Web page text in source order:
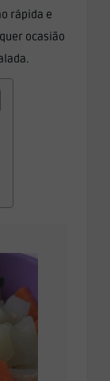
rápida e
ocasião